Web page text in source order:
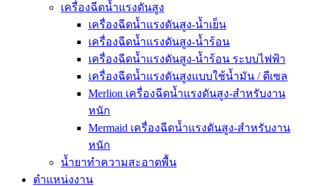
เครื่องฉีดน้ำแรงดันสูง
เครื่องฉีดน้ำแรงดันสูง-น้ำเย็น
เครื่องฉีดน้ำแรงดันสูง-น้ำร้อน
เครื่องฉีดน้ำแรงดันสูง-น้ำร้อน ระบบไฟฟ้า
เครื่องฉีดน้ำแรงดันสูงแบบใช้น้ำมัน / ดีเซล
Merlion เครื่องฉีดน้ำแรงดันสูง-สำหรับงาน
หนัก
Mermaid เครื่องฉีดน้ำแรงดันสูง-สำหรับงาน
หนัก
น้ำยาทำความสะอาดพื้น
ตำแหน่งงาน